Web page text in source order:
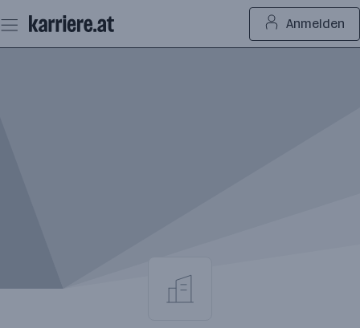
Seiteninhalt
springen
Anmelden